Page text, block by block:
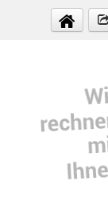
Direkt zum Inhalt